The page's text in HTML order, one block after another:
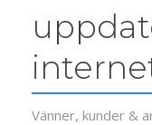
Vänner, kunder &